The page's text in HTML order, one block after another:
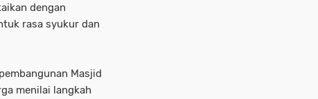
dengan
rasa syukur dan
Masjid
menilai langkah